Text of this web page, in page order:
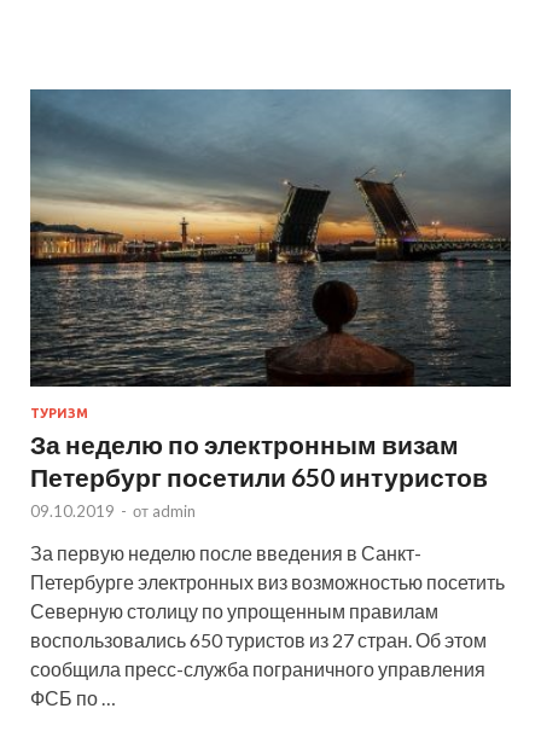
ТУРИЗМ
За неделю по электронным визам
Петербург посетили 650 интуристов
09.10.2019 - от admin
За первую неделю после введения в Санкт-
Петербурге электронных виз возможностью посетить
Северную столицу по упрощенным правилам
воспользовались 650 туристов из 27 стран. Об этом
сообщила пресс-служба пограничного управления
ФСБ по …